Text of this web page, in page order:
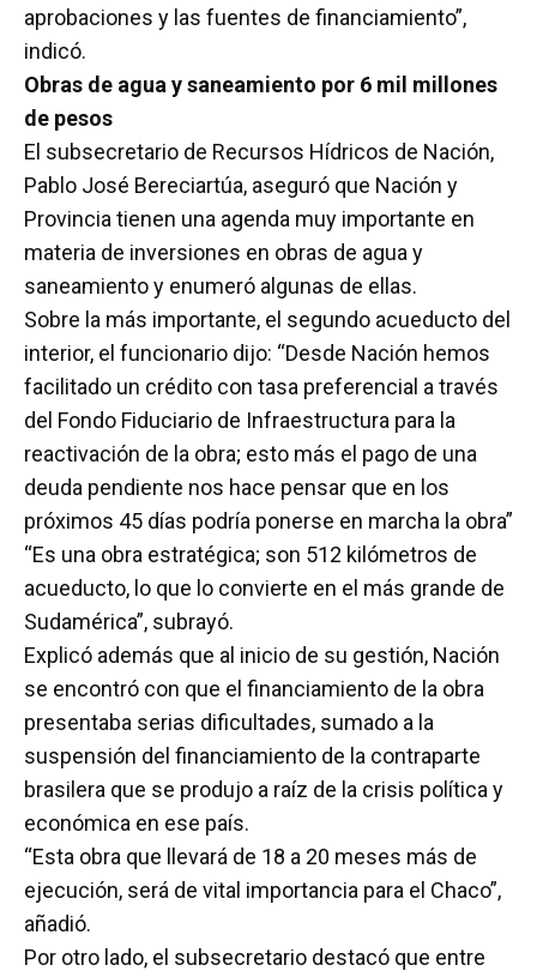
aprobaciones y las fuentes de financiamiento”,
indicó.
Obras de agua y saneamiento por 6 mil millones
de pesos
El subsecretario de Recursos Hídricos de Nación,
Pablo José Bereciartúa, aseguró que Nación y
Provincia tienen una agenda muy importante en
materia de inversiones en obras de agua y
saneamiento y enumeró algunas de ellas.
Sobre la más importante, el segundo acueducto del
interior, el funcionario dijo: “Desde Nación hemos
facilitado un crédito con tasa preferencial a través
del Fondo Fiduciario de Infraestructura para la
reactivación de la obra; esto más el pago de una
deuda pendiente nos hace pensar que en los
próximos 45 días podría ponerse en marcha la obra”
“Es una obra estratégica; son 512 kilómetros de
acueducto, lo que lo convierte en el más grande de
Sudamérica”, subrayó.
Explicó además que al inicio de su gestión, Nación
se encontró con que el financiamiento de la obra
presentaba serias dificultades, sumado a la
suspensión del financiamiento de la contraparte
brasilera que se produjo a raíz de la crisis política y
económica en ese país.
“Esta obra que llevará de 18 a 20 meses más de
ejecución, será de vital importancia para el Chaco”,
añadió.
Por otro lado, el subsecretario destacó que entre